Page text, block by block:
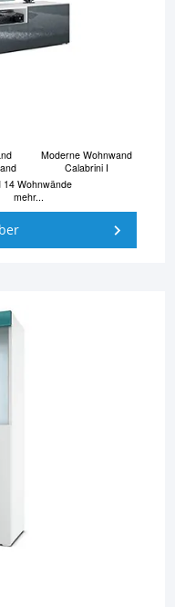
Moderne Wohnwand
Calabrini I
14 Wohnwände
mehr...